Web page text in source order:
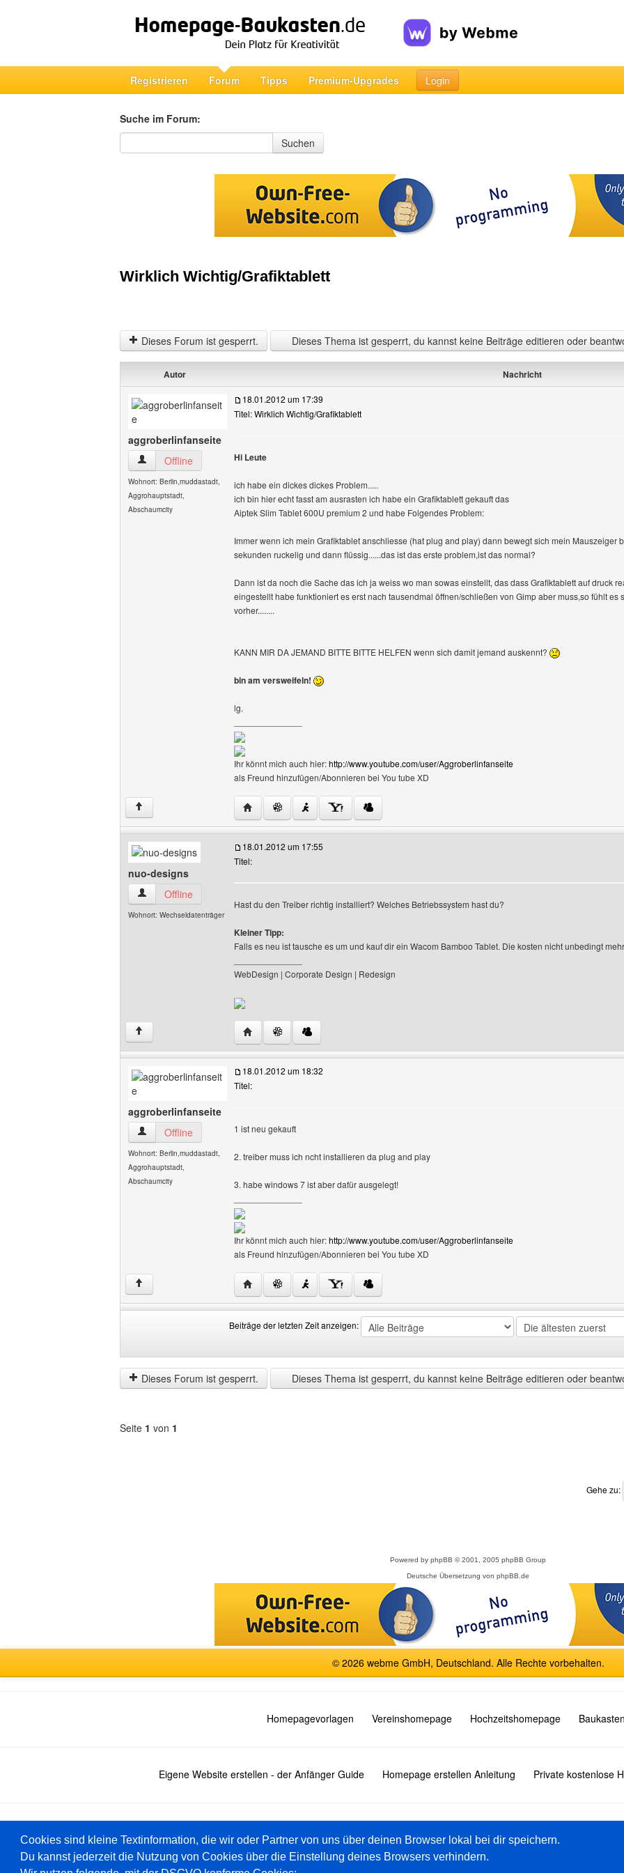
Registrieren Forum Tipps Premium-Upgrades Login
Suche im Forum:
Suche im Forum
Suchen
Wirklich Wichtig/Grafiktablett
Dieses Forum ist gesperrt. Dieses Thema ist gesperrt, du kannst keine Beiträge editieren oder
Autor Nachricht
aggroberlinfanseite
aggroberlinfanseite Benutzer-Profile anzeigen
Offline
Wohnort: Berlin,muddastadt,
Aggrohauptstadt,
Abschaumcity
18.01.2012 um 17:39
Titel: Wirklich Wichtig/Grafiktablett
Hi Leute
ich habe ein dickes dickes Problem.....
ich bin hier echt fasst am ausrasten ich habe ein Grafiktablett gekauft das
Aiptek Slim Tablet 600U premium 2 und habe Folgendes Problem:
Immer wenn ich mein Grafiktablet anschliesse (hat plug and play) dann bewegt sich mein Mauszeiger
sekunden ruckelig und dann flüssig......das ist das erste problem,ist das normal?
Dann ist da noch die Sache das ich ja weiss wo man sowas einstellt, das dass Grafiktablett auf druck
eingestellt habe funktioniert es erst nach tausendmal öffnen/schließen von Gimp aber muss,so fühlt
vorher........
KANN MIR DA JEMAND BITTE BITTE HELFEN wenn sich damit jemand auskennt?
bin am versweifeln!
lg.
Ihr könnt mich auch hier:http://www.youtube.com/user/Aggroberlinfanseite
als Freund hinzufügen/Abonnieren bei You tube XD
↑ Website dieses Benutzers besuchen: aggroberlinfanseite
nuo-designs
nuo-designs Benutzer-Profile anzeigen
Offline
Wohnort: Wechseldatenträger
18.01.2012 um 17:55
Titel:
Hast du den Treiber richtig installiert? Welches Betriebssystem hast du?
Kleiner Tipp:
Falls es neu ist tausche es um und kauf dir ein Wacom Bamboo Tablet. Die kosten nicht unbedingt
WebDesign | Corporate Design | Redesign
↑ Website dieses Benutzers besuchen: nuo-designs
aggroberlinfanseite
aggroberlinfanseite Benutzer-Profile anzeigen
Offline
Wohnort: Berlin,muddastadt,
Aggrohauptstadt,
Abschaumcity
18.01.2012 um 18:32
Titel:
1 ist neu gekauft
2. treiber muss ich ncht installieren da plug and play
3. habe windows 7 ist aber dafür ausgelegt!
Ihr könnt mich auch hier:http://www.youtube.com/user/Aggroberlinfanseite
als Freund hinzufügen/Abonnieren bei You tube XD
↑ Website dieses Benutzers besuchen: aggroberlinfanseite
Beiträge der letzten Zeit anzeigen:
der
letzten
Zeit
by
Dieses Forum ist gesperrt.
Dieses Thema ist gesperrt, du kannst keine Beiträge editieren oder
Seite 1 von 1
Gehe zu:
Powered by phpBB © 2001, 2005 phpBB Group
Deutsche Übersetzung von phpBB.de
© 2026 webme GmbH, Deutschland. Alle Rechte vorbehalten.
Homepagevorlagen Vereinshomepage Hochzeitshomepage
Eigene Website erstellen - der Anfänger Guide Homepage erstellen Anleitung Private kostenlose
Cookies sind kleine Textinformation, die wir oder Partner von uns über deinen Browser lokal bei dir speichern.
Du kannst jederzeit die Nutzung von Cookies über die Einstellung deines Browsers verhindern.